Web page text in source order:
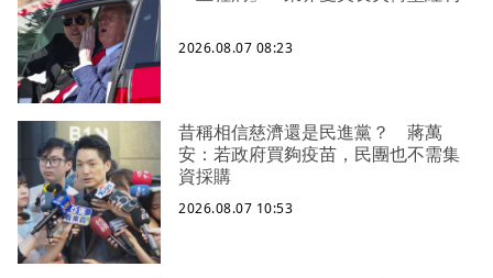
2026.08.07 08:23
昔稱相信慈濟還是民進黨？ 蔣萬
安：若政府買夠疫苗，民團也不需集
資採購
2026.08.07 10:53